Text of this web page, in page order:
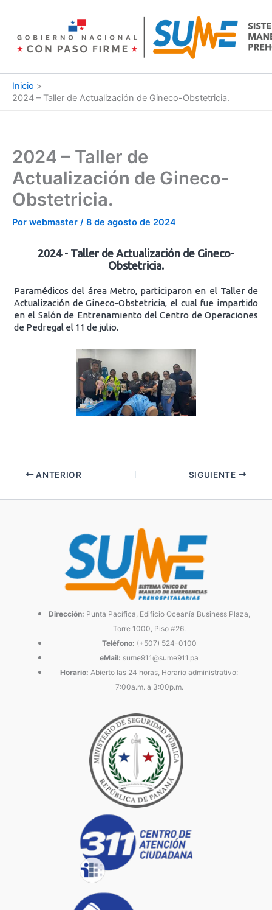
contenido
Inicio
2024 – Taller de Actualización de Gineco-Obstetricia.
2024 – Taller de
Actualización de Gineco-
Obstetricia.
Por webmaster / 8 de agosto de 2024
2024 - Taller de Actualización de Gineco-
Obstetricia.
Paramédicos del área Metro, participaron en el Taller de
Actualización de Gineco-Obstetricia, el cual fue impartido
en el Salón de Entrenamiento del Centro de Operaciones
de Pedregal el 11 de julio.
ANTERIOR SIGUIENTE
Dirección: Punta Pacífica, Edificio Oceanía Business Plaza,
Torre 1000, Piso #26.
Teléfono: (+507) 524-0100
eMail: sume911@sume911.pa
Horario: Abierto las 24 horas, Horario administrativo:
7:00a.m. a 3:00p.m.